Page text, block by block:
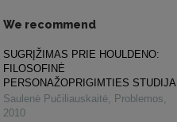
We recommend
SUGRĮŽIMAS PRIE HOULDENO:
FILOSOFINĖ
PERSONAŽOPRIGIMTIES STUDIJA
Saulenė Pučiliauskaitė, Problemos,
2010